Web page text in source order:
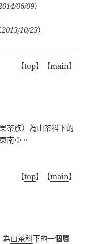
06/09）
（2013/10/23）
【top】【main】
茶族）為山茶科下的
東南亞 。
【top】【main】
為山茶科下的一個屬